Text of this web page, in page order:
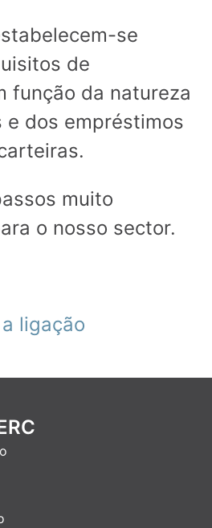
se
de
função da natureza
e dos empréstimos
muito
o nosso sector.
ligação